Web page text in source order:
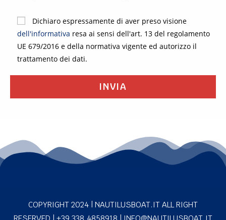
s
Dichiaro espressamente di aver preso visione
dell'informativa resa ai sensi dell'art. 13 del regolamento
UE 679/2016 e della normativa vigente ed autorizzo il
trattamento dei dati.
COPYRIGHT 2024 | NAUTILUSBOAT.IT ALL RIGHT